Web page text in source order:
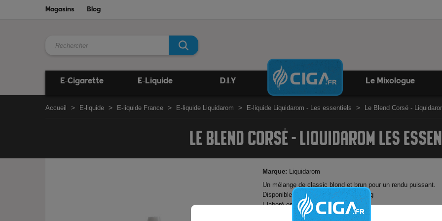
Magasins Blog
E-Cigarette E-Liquide D.I.Y Le Mixologue
Accueil E-liquide E-liquide France E-liquide Liquidarom E-liquide Liquidarom - Les essentiels Le Blend Corsé -
LE BLEND CORSÉ - LIQUIDAROM LES
Marque: Liquidarom
Un mélange de classic blond et brun pour un rendu puissant.
Disponible en 0mg - 3mg - 6mg - 12mg
Elaboré en France
PG/VG: 50/50